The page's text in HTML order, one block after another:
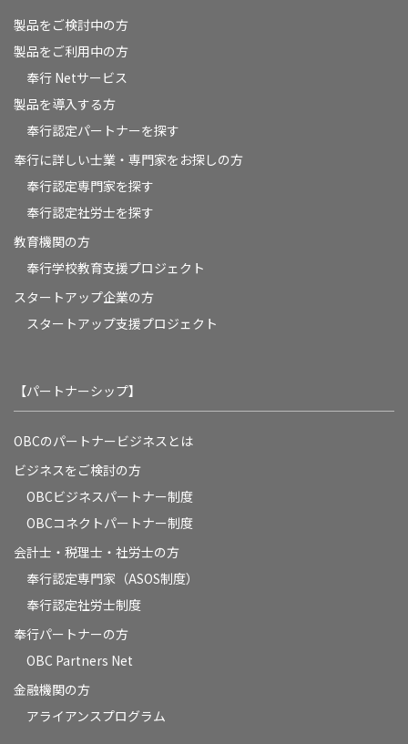
製品をご検討中の方
製品をご利用中の方
奉行 Netサービス
製品を導入する方
奉行認定パートナーを探す
奉行に詳しい士業・専門家をお探しの方
奉行認定専門家を探す
奉行認定社労士を探す
教育機関の方
奉⾏学校教育⽀援プロジェクト
スタートアップ企業の方
スタートアップ支援プロジェクト
【パートナーシップ】
OBCのパートナービジネスとは
ビジネスをご検討の方
OBCビジネスパートナー制度
OBCコネクトパートナー制度
会計士・税理士・社労士の方
奉行認定専門家（ASOS制度）
奉行認定社労士制度
奉行パートナーの方
OBC Partners Net
金融機関の方
アライアンスプログラム